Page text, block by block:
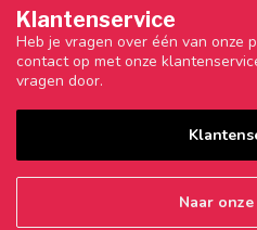
Klantenservice
Heb je vragen over één van onze
contact op met onze
vragen door.
Naar